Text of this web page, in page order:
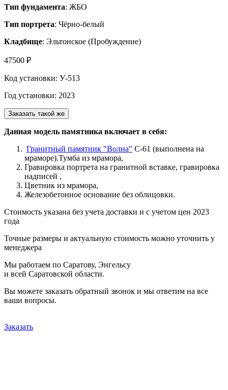
Тип фундамента: ЖБО
Тип портрета: Чёрно-белый
Кладбище: Эльтонское (Пробуждение)
47500 ₽
Код установки: У-513
Год установки: 2023
Заказать такой же
Данная модель памятника включает в себя:
Гранитный памятник "Волна" С-61 (выполнена на
мраморе).Тумба из мрамора,
Гравировка портрета на гранитной вставке, гравировка
надписей ,
Цветник из мрамора,
Железобетонное основание без облицовки.
Стоимость указана без учета доставки и с учетом цен 2023
года
Точные размеры и актуальную стоимость можно уточнить у
менеджера
Мы работаем по Саратову, Энгельсу
и всей Саратовской области.
Вы можете заказать обратный звонок и мы ответим на все
ваши вопросы.
Заказать